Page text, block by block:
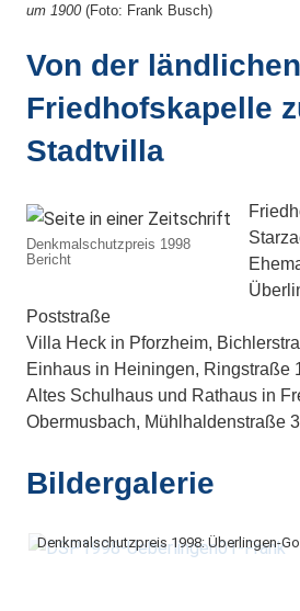
um 1900 (Foto: Frank Busch)
Von der ländlichen
Friedhofskapelle
Stadtvilla
Denkmalschutzpreis 1998
Bericht
Poststraße
Villa Heck in Pforzheim,
Einhaus in Heiningen, Ringstraße
Altes Schulhaus und Rathaus in
Obermusbach, Mühlhaldenstraße 3
Bildergalerie